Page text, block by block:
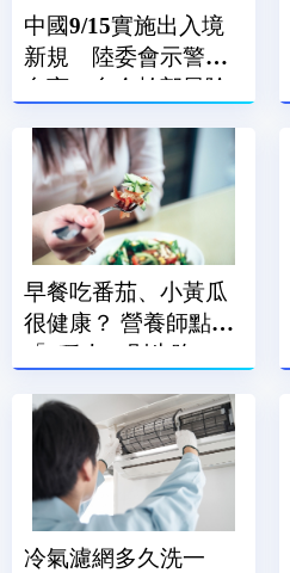
中國9/15實施出入境
新規 陸委會示警：
台商、台企幹部風險
早餐吃番茄、小黃瓜
很健康？ 營養師點名
「3種人」別生吃
冷氣濾網多久洗一